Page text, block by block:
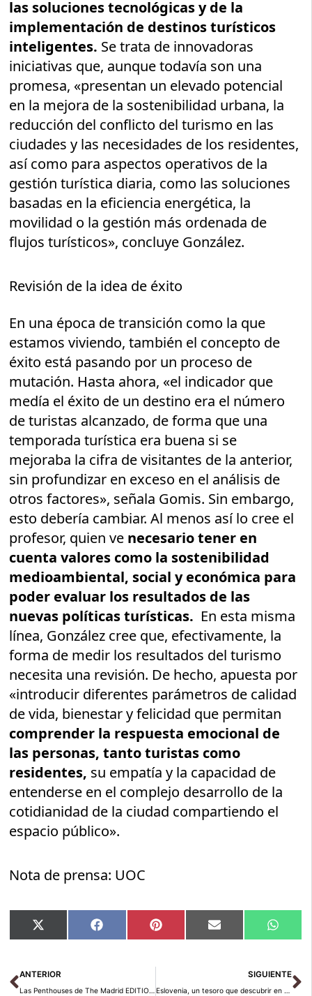
las soluciones tecnológicas y de la
implementación de destinos turísticos
inteligentes. Se trata de innovadoras
iniciativas que, aunque todavía son una
promesa, «presentan un elevado potencial
en la mejora de la sostenibilidad urbana, la
reducción del conflicto del turismo en las
ciudades y las necesidades de los residentes,
así como para aspectos operativos de la
gestión turística diaria, como las soluciones
basadas en la eficiencia energética, la
movilidad o la gestión más ordenada de
flujos turísticos», concluye González.
Revisión de la idea de éxito
En una época de transición como la que
estamos viviendo, también el concepto de
éxito está pasando por un proceso de
mutación. Hasta ahora, «el indicador que
medía el éxito de un destino era el número
de turistas alcanzado, de forma que una
temporada turística era buena si se
mejoraba la cifra de visitantes de la anterior,
sin profundizar en exceso en el análisis de
otros factores», señala Gomis. Sin embargo,
esto debería cambiar. Al menos así lo cree el
profesor, quien ve necesario tener en
cuenta valores como la sostenibilidad
medioambiental, social y económica para
poder evaluar los resultados de las
nuevas políticas turísticas. En esta misma
línea, González cree que, efectivamente, la
forma de medir los resultados del turismo
necesita una revisión. De hecho, apuesta por
«introducir diferentes parámetros de calidad
de vida, bienestar y felicidad que permitan
comprender la respuesta emocional de
las personas, tanto turistas como
residentes, su empatía y la capacidad de
entenderse en el complejo desarrollo de la
cotidianidad de la ciudad compartiendo el
espacio público».
Nota de prensa: UOC
Compartir
en
X
(Twitter)
Compartir
en
Facebook Compartir
en
Pinterest Compartir
en
Email
en
Ant
ANTERIOR
Las Penthouses de The Madrid EDITION: el alojamiento más exclusivo de Madrid
SIGUIENTE
Eslovenia, un tesoro que descubrir en el corazón de Europa